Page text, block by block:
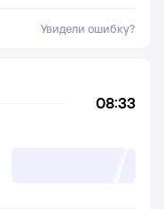
Увидели ошибку?
08:33